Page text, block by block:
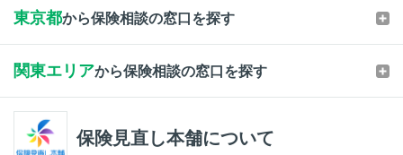
東京都から保険相談の窓口を探す
関東エリアから保険相談の窓口を探す
保険見直し本舗について